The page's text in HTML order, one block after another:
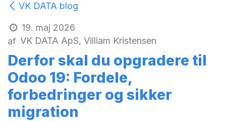
VK DATA blog
19. maj 2026
af VK DATA ApS, Villiam Kristensen
Derfor skal du opgradere til
Odoo 19: Fordele,
forbedringer og sikker
migration